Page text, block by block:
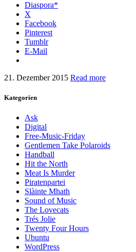
Diaspora*
X
Facebook
Pinterest
Tumblr
E-Mail
21. Dezember 2015 Read more
Kategorien
Ask
Digital
Free-Music-Friday
Gentlemen Take Polaroids
Handball
Hit the North
Meat Is Murder
Piratenpartei
Slàinte Mhath
Sound of Music
The Lovecats
Trés Jolie
Twenty Four Hours
Ubuntu
WordPress